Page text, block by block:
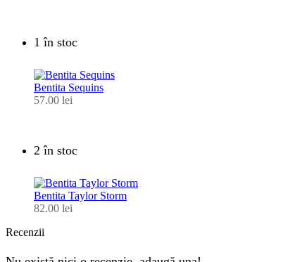
1 în stoc
Bentita Sequins
57.00 lei
2 în stoc
Bentita Taylor Storm
82.00 lei
Recenzii